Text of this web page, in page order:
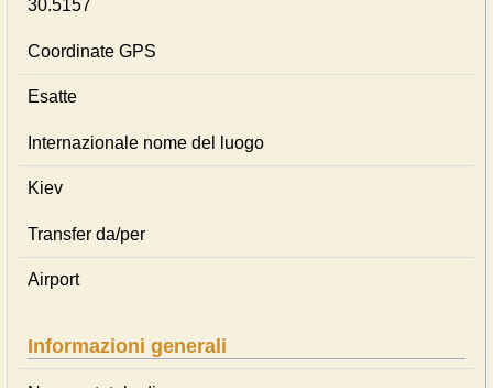
30.5157
Coordinate GPS
Esatte
Internazionale nome del luogo
Kiev
Transfer da/per
Airport
Informazioni generali